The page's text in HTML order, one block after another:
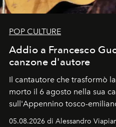
POP CULTURE
Addio a Francesco
canzone d'autore
Il cantautore che trasformò
morto il 6 agosto nella sua
sull'Appennino tosco-
05.08.2026 di Alessandro